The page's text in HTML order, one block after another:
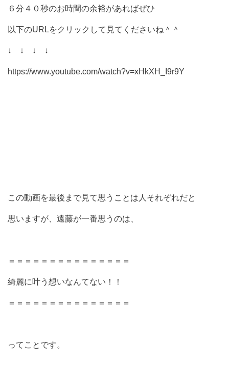
６分４０秒のお時間の余裕があればぜひ
以下のURLをクリックして見てくださいね＾＾
↓ ↓ ↓ ↓
https://www.youtube.com/watch?v=xHkXH_I9r9Y
この動画を最後まで見て思うことは人それぞれだと
思いますが、遠藤が一番思うのは、
＝＝＝＝＝＝＝＝＝＝＝＝＝＝＝
綺麗に叶う想いなんてない！！
＝＝＝＝＝＝＝＝＝＝＝＝＝＝＝
ってことです。